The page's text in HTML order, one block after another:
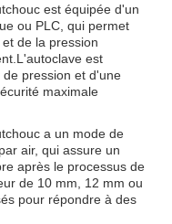
est équipée d'un
ou PLC, qui permet
de la pression
est
pression et d'une
maximale
a un mode de
air, qui assure un
après le processus de
de 10 mm, 12 mm ou
pour répondre à des